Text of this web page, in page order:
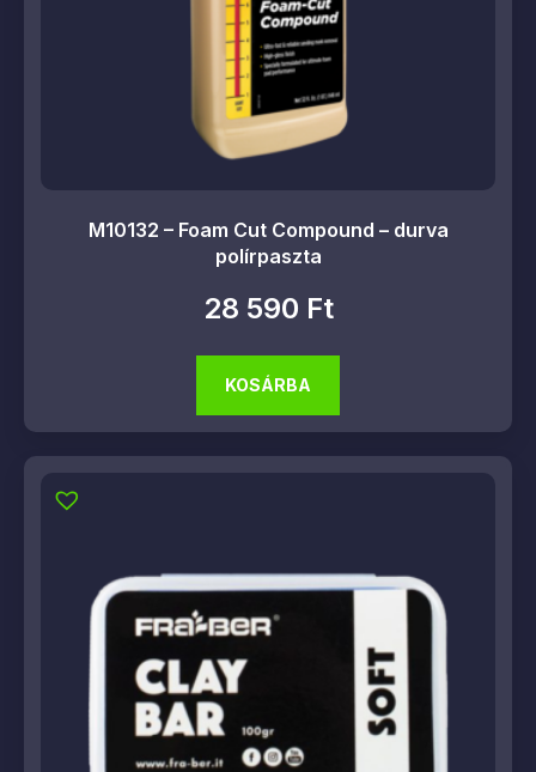
M10132 – Foam Cut Compound – durva
polírpaszta
28 590 Ft
KOSÁRBA